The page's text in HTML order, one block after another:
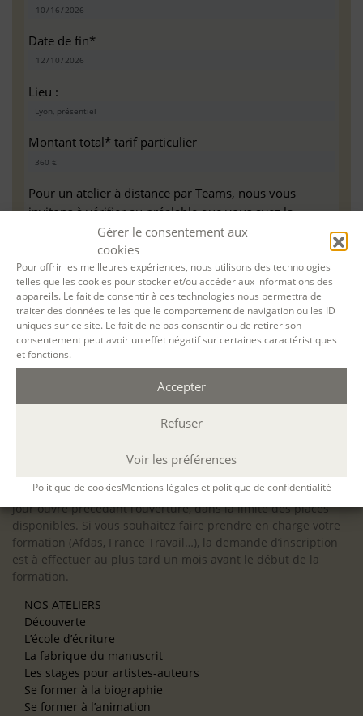
Gérer le consentement aux
cookies
Pour offrir les meilleures expériences, nous utilisons des technologies
telles que les cookies pour stocker et/ou accéder aux informations des
appareils. Le fait de consentir à ces technologies nous permettra de
traiter des données telles que le comportement de navigation ou les ID
uniques sur ce site. Le fait de ne pas consentir ou de retirer son
consentement peut avoir un effet négatif sur certaines caractéristiques
et fonctions.
Accepter
Refuser
Voir les préférences
Politique de cookiesMentions légales et politique de confidentialité
Date de fin*
Lieu :
Montant total* tarif particulier
Pour un atelier à distance par Teams, nous vous
invitons à vérifier au préalable que vous avez la
configuration minimale requise pour pouvoir travailler
dans les meilleures conditions : Configuration
matérielle requise pourMicrosoft Teams | Microsoft
Learn
Accessibilité : ALEPH-ÉCRITURE est sensible à l’inclusion des
personnes en situation de handicap. Si vous avez besoin
d’un aménagement spécifique de programme, n’hésitez pas
à nous contacter en amont de votre inscription afin
supports, accessibilité de nos salles).
inscriptions à nos activités sont ouvertes jusqu’au dernier
jour ouvré précédant l’ouverture, dans la limite des places
disponibles. Si vous souhaitez faire prendre en charge votre
formation (Afdas, France Travail…), la demande d’inscription
est à effectuer au plus tard un mois avant le début de la
formation.
NOS ATELIERS
Découverte
L’école d’écriture
La fabrique du manuscrit
Les stages pour artistes-auteurs
Se former à la biographie
Se former à l’animation